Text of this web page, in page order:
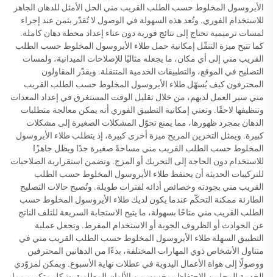
الأيروسول المخلوط حسب الطلب القريب مني الحل الأمثل للدهان الجاهز
للاستخدام الفوري. وتُعد هذه السهولة في الوصول لا تُقدّر بثمن عند إجراء
لمسات ترميمية تحتاج إلى نتائج فورية دون عناء إعداد محطة دهان كاملة.
كما تتيح ميزة التنقّل إمكانية حمل طلاء الأيروسول المخلوط حسب الطلب
القريب مني إلى أي مكان، ما يجعله مثاليًا للإصلاحات الميدانية، ولمسات
التصليح في الموقع، والتطبيقات الخدمية المتنقلة. ويقدّر المقاولون
المحترفون كيف يُسهّل طلاء الأيروسول المخلوط حسب الطلب القريب
مني سير العمل لديهم، من خلال تقليل الوقت المستغرق في إعداد المعدات
وتنظيفها لاحقًا. وتعني إمكانية التطبيق الفوري أنه يمكن معالجة متطلبات
الدهان بمجرد ظهورها، مما يمنع تحوّل المشكلات الصغيرة إلى مشكلات
كبيرة. ويمثل التخزين المريح ميزة أخرى كبيرة، إذ يتطلب طلاء الأيروسول
المخلوط حسب الطلب القريب مني مساحةً صغيرة جدًا ويظل جاهزًا
للاستخدام دون الحاجة إلى التحريك أو المزج. وتضمن استقرارية الصلاحيات
للتركيبات الحديثة أن يحتفظ طلاء الأيروسول المخلوط حسب الطلب
القريب مني بجودته وخصائص أدائه لفترات طويلة. وتُصبح حالات التصليح
الطارئة ممكنة التحكّم عندما يكون لديك طلاء الأيروسول المخلوط حسب
الطلب القريب مني متاحًا بسهولة، ما يتيح الاستجابة السريعة للتلف الناتج
عن الحوادث أو الظروف الجوية أو الاستخدام المفرط. وتجعل عملية
التطبيق السهلة طلاء الأيروسول المخلوط حسب الطلب القريب مني في
متناول الأشخاص ذوي المهارات المختلفة، بدءًا من الدهانين المحترفين
ووصولًا إلى هواة الأعمال اليدوية في عطلات نهاية الأسبوع. ويمكن لمزوّدي